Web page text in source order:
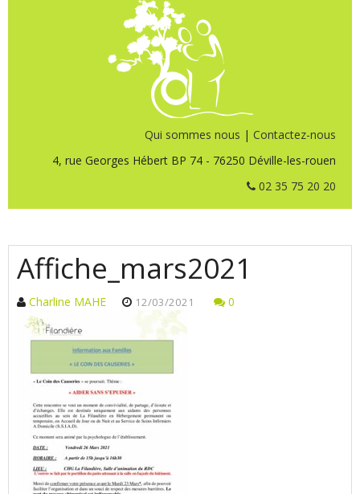
Qui sommes nous | Contactez-nous
4, rue Georges Hébert BP 74 - 76250 Déville-les-rouen
02 35 75 20 20
Affiche_mars2021
Charline MAHE 12/03/2021 0